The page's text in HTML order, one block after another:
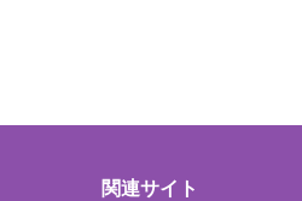
関連サイト